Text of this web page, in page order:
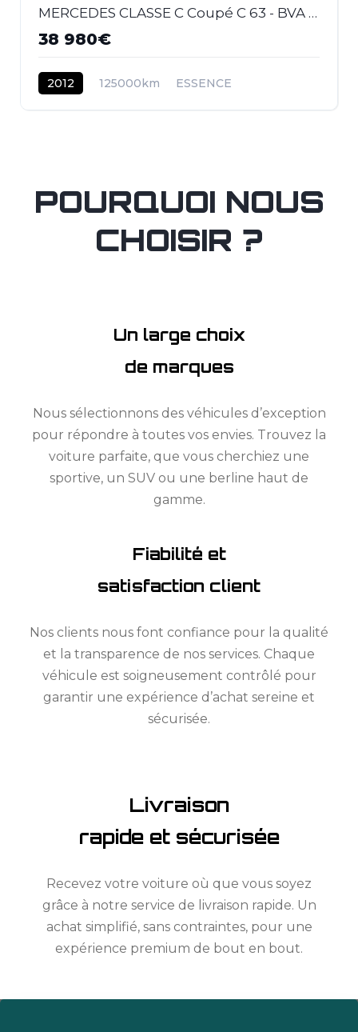
MERCEDES CLASSE C Coupé C 63 - BVA Speedshift MCT Pack Performance COUPE - BM 204 AMG - BVA
38 980€
2012 125000km ESSENCE
POURQUOI NOUS
CHOISIR ?
Un large choix
de marques
Nous sélectionnons des véhicules d’exception
pour répondre à toutes vos envies. Trouvez la
voiture parfaite, que vous cherchiez une
sportive, un SUV ou une berline haut de
gamme.
Fiabilité et
satisfaction client
Nos clients nous font confiance pour la qualité
et la transparence de nos services. Chaque
véhicule est soigneusement contrôlé pour
garantir une expérience d’achat sereine et
sécurisée.
Livraison
rapide et sécurisée
Recevez votre voiture où que vous soyez
grâce à notre service de livraison rapide. Un
achat simplifié, sans contraintes, pour une
expérience premium de bout en bout.